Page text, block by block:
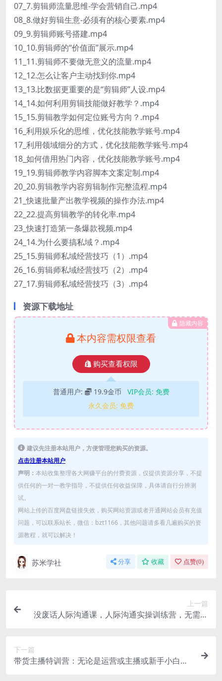
07_7.剪辑师流量思维-学会营销自己.mp4
08_8.做好剪辑生意-必须有的核心要素.mp4
09_9.剪辑师账号搭建.mp4
10_10.剪辑师的“价值面”展示.mp4
11_11.剪辑师不要做无意义的流量.mp4
12_12.怎么让客户主动找到你.mp4
13_13.比数据更重要的是“剪辑师”人设.mp4
14_14.如何利用剪辑技能做好教学？.mp4
15_15.剪辑教学如何定位账号方向？.mp4
16_利用娱乐化的思维，优化技能教学账号.mp4
17_利用领域细分的方式，优化技能教学账号.mp4
18_如何借用热门内容，优化技能教学账号.mp4
19_19.剪辑师教学内容脚本文案定制.mp4
20_20.剪辑教学内容剪辑制作完整流程.mp4
21_快速批量产出教学视频的操作办法.mp4
22_22.提高剪辑教学的转化率.mp4
23_快速打造第一条爆款视频.mp4
24_14.为什么要搞私域？.mp4
25_15.剪辑师私域经营技巧（1）.mp4
26_16.剪辑师私域经营技巧（2）.mp4
27_17.剪辑师私域经营技巧（3）.mp4
资源下载地址
隐藏内容
本内容需权限查看
购买查看权限
普通用户: 19.9金币 VIP会员: 免费
永久会员: 免费
建议先注册本站用户，方便管理您购买的资源。
点击注册本站用户
声明： 本站收集整理各大网赚平台的付费资源，仅提供资源分享，不提
供任何的一对一教学指导，不提供任何收益保障，具体请自行分辨测
试。
网站上传的百度网盘链接失效，购买网站资源或者开通网站会员有充值
问题，可以联系站长，微信：bzt1166，其他问题请多看几遍购买的资
源教程，就可以解决！
苏米学社 分享 收藏 点赞(0)
上一篇
没废话人际沟通课，人际沟通实操训练营，无需好
下一篇
带货主播特训营：无论是运营或主播或新手小白，